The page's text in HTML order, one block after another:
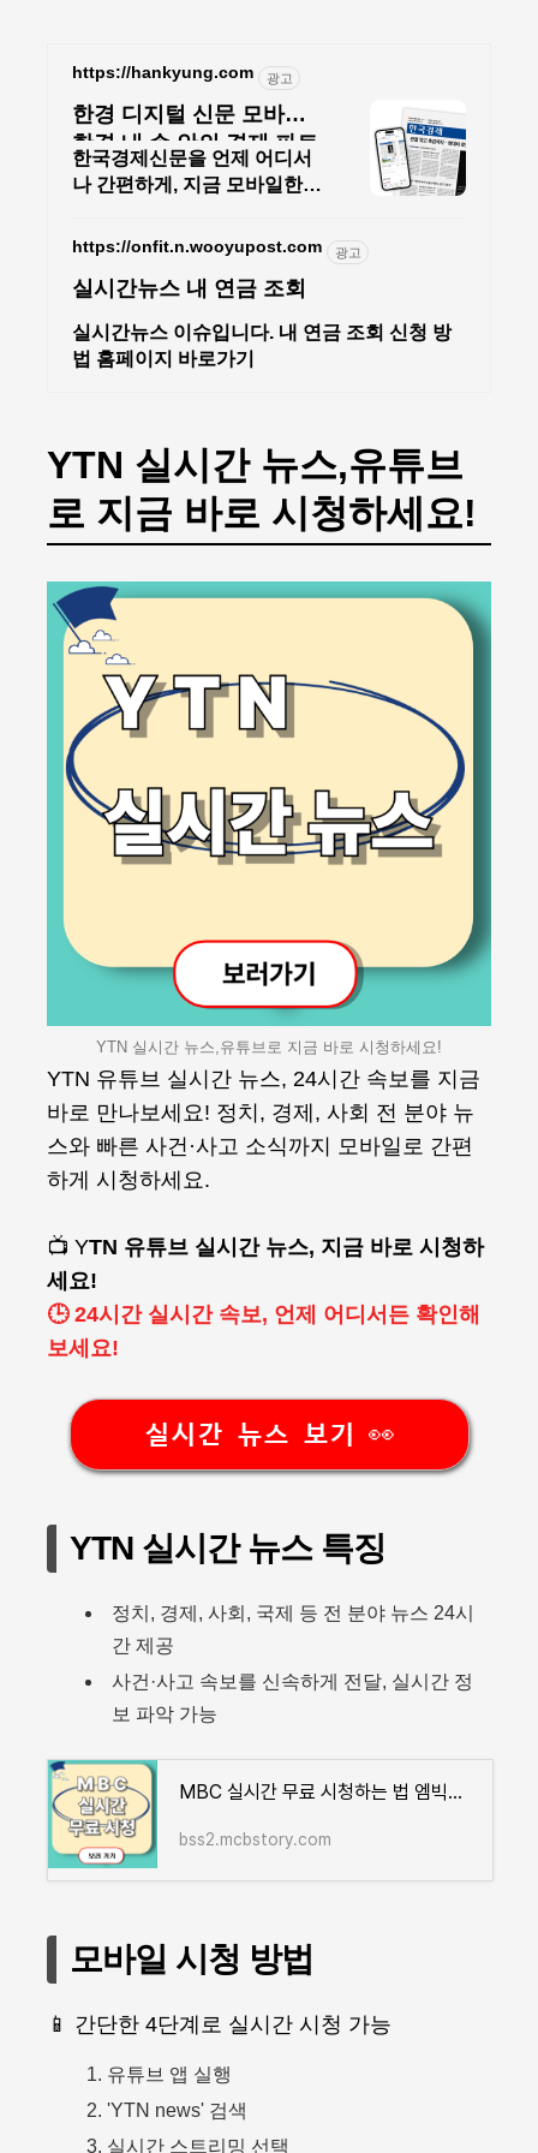
https://hankyung.com 광고
한경 디지털 신문 모바일
한경 내 손 안의 경제 파트
너
한국경제신문을 언제 어디서
나 간편하게, 지금 모바일한경
만을 위한 특별한 할인 혜택과
https://onfit.n.wooyupost.com 광고
실시간뉴스 내 연금 조회
실시간뉴스 이슈입니다. 내 연금 조회 신청 방
법 홈페이지 바로가기
YTN 실시간 뉴스,유튜브
로 지금 바로 시청하세요!
YTN 실시간 뉴스,유튜브로 지금 바로 시청하세요!
YTN 유튜브 실시간 뉴스, 24시간 속보를 지금
바로 만나보세요! 정치, 경제, 사회 전 분야 뉴
스와 빠른 사건·사고 소식까지 모바일로 간편
하게 시청하세요.
📺 YTN 유튜브 실시간 뉴스, 지금 바로 시청하
세요!
🕒 24시간 실시간 속보, 언제 어디서든 확인해
보세요!
실시간 뉴스 보기 👀
YTN 실시간 뉴스 특징
정치, 경제, 사회, 국제 등 전 분야 뉴스 24시
간 제공
사건·사고 속보를 신속하게 전달, 실시간 정
보 파악 가능
MBC 실시간 무료 시청하는 법 엠빅라이브·지금무료·드라마·예능
bss2.mcbstory.com
모바일 시청 방법
📱 간단한 4단계로 실시간 시청 가능
유튜브 앱 실행
'YTN news' 검색
실시간 스트리밍 선택